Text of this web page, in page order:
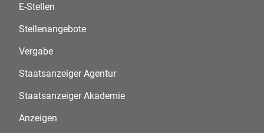
E-Stellen
Stellenangebote
Vergabe
Staatsanzeiger Agentur
Staatsanzeiger Akademie
Anzeigen